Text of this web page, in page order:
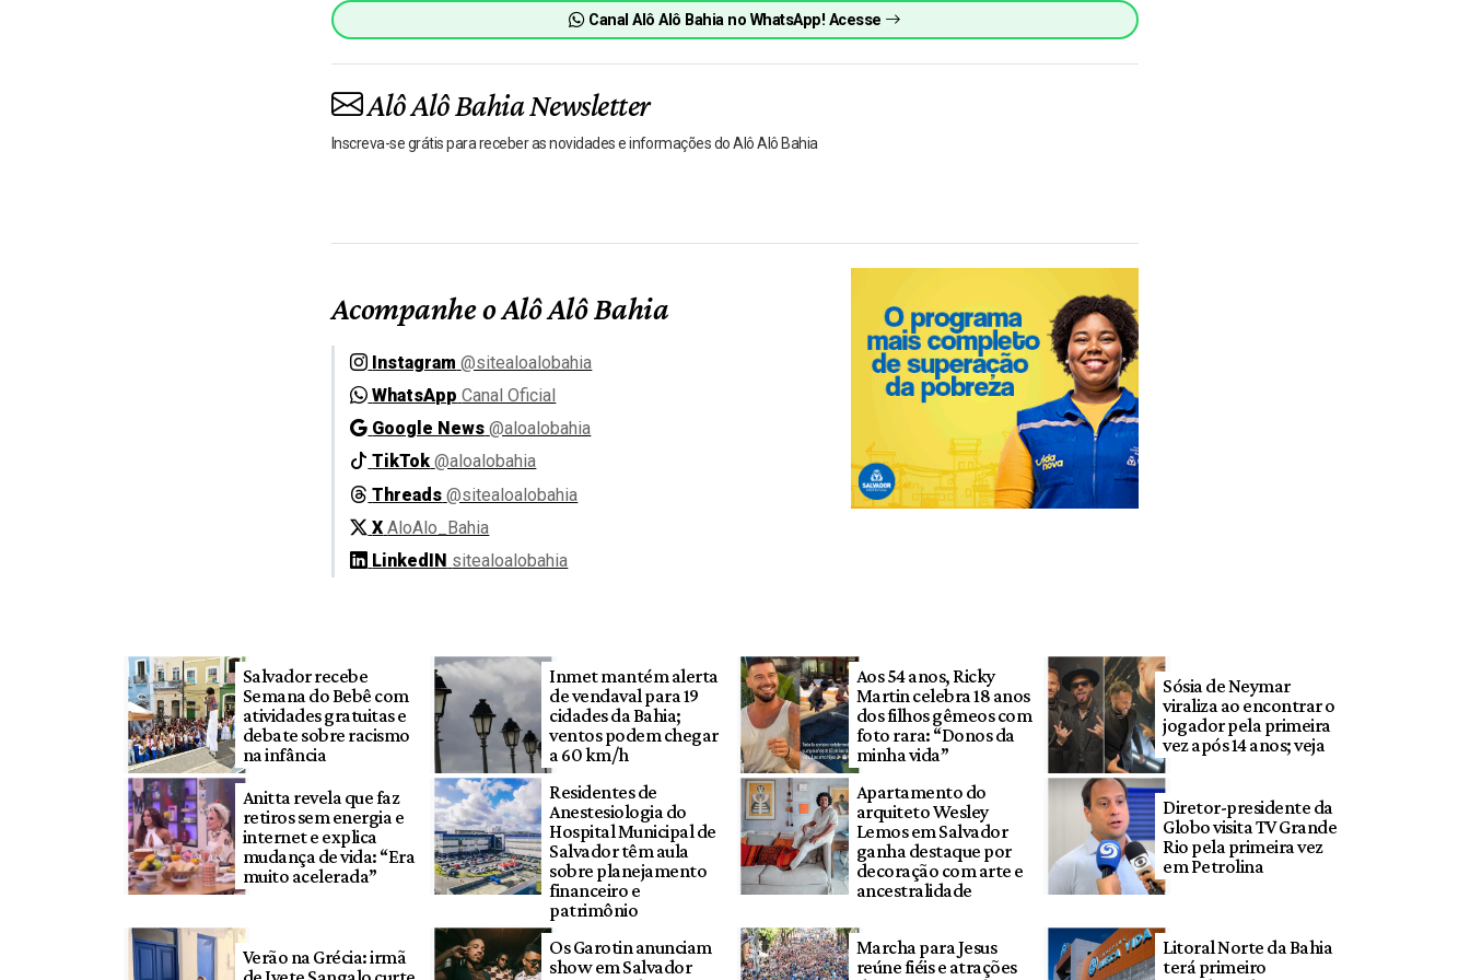
Canal Alô Alô Bahia no WhatsApp! Acesse
Alô Alô Bahia Newsletter
Inscreva-se grátis para receber as novidades e informações do Alô Alô Bahia
Acompanhe o Alô Alô Bahia
Instagram @sitealoalobahia
WhatsApp Canal Oficial
Google News @aloalobahia
TikTok @aloalobahia
Threads @sitealoalobahia
X AloAlo_Bahia
LinkedIN sitealoalobahia
Salvador recebe
Semana do Bebê com
atividades gratuitas e
debate sobre racismo
na infância
Inmet mantém alerta
de vendaval para 19
cidades da Bahia;
ventos podem chegar
a 60 km/h
Aos 54 anos, Ricky
Martin celebra 18 anos
dos filhos gêmeos com
foto rara: “Donos da
minha vida”
Sósia de Neymar
viraliza ao encontrar o
jogador pela primeira
vez após 14 anos; veja
Anitta revela que faz
retiros sem energia e
internet e explica
mudança de vida: “Era
muito acelerada”
Residentes de
Anestesiologia do
Hospital Municipal de
Salvador têm aula
sobre planejamento
financeiro e
patrimônio
Apartamento do
arquiteto Wesley
Lemos em Salvador
ganha destaque por
decoração com arte e
ancestralidade
Diretor-presidente da
Globo visita TV Grande
Rio pela primeira vez
em Petrolina
Verão na Grécia: irmã
Os Garotin anunciam
show em Salvador
Marcha para Jesus
reúne fiéis e atrações
Litoral Norte da Bahia
terá primeiro